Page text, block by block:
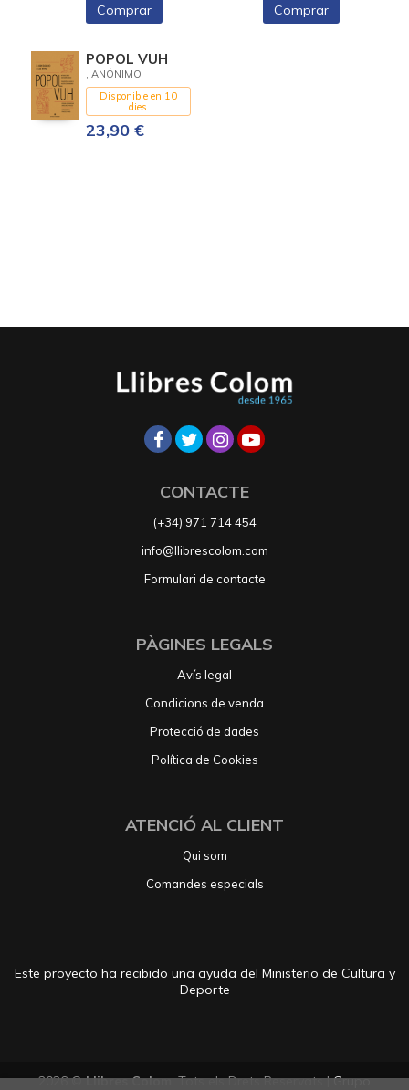
Comprar Comprar
POPOL VUH
, ANÓNIMO
Disponible en 10
dies
23,90 €
CONTACTE
(+34) 971 714 454
info@llibrescolom.com
Formulari de contacte
PÀGINES LEGALS
Avís legal
Condicions de venda
Protecció de dades
Política de Cookies
ATENCIÓ AL CLIENT
Qui som
Comandes especials
Este proyecto ha recibido una ayuda del Ministerio de Cultura y
Deporte
2026 ©Llibres Colom. Tots els Drets Reservats |Grupo